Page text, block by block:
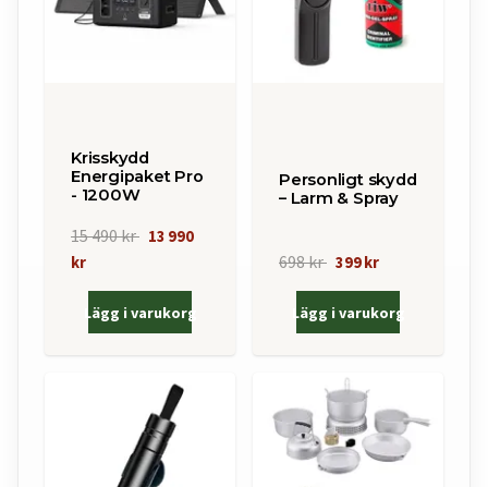
Krisskydd
Energipaket Pro
- 1200W
15 490 kr 13 990
kr
Lägg i varukorg
Personligt skydd
– Larm & Spray
698 kr 399 kr
Lägg i varukorg